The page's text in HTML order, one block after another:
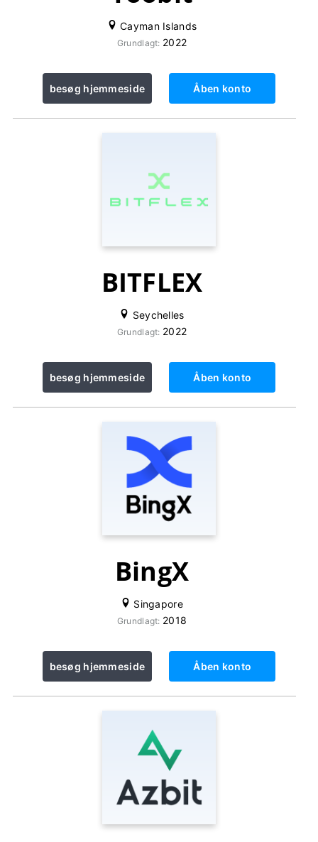
Cayman Islands
Grundlagt: 2022
besøg hjemmeside Åben konto
BITFLEX
Seychelles
Grundlagt: 2022
besøg hjemmeside Åben konto
BingX
Singapore
Grundlagt: 2018
besøg hjemmeside Åben konto